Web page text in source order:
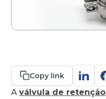
Copy link
Aválvula de retenção